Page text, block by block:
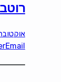
אוקטובר 7,
Email